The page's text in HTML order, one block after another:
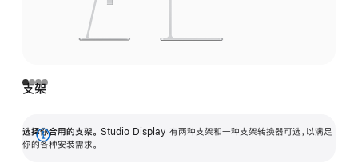
支架
选择你合用的支架。 Studio Display 有两种支架和一种支架转换器可选，以满足
你的各种安装需求。
展